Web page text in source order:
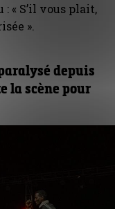
« S’il vous plait,
».
depuis
la scène pour